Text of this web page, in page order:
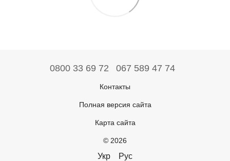
0800 33 69 72 067 589 47 74
Контакты
Полная версия сайта
Карта сайта
© 2026
Укр Рус